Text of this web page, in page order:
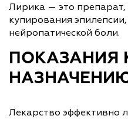
Лирика — это
купирования
нейропатической боли.
ПОКАЗАНИЯ
Лекарство эффективно